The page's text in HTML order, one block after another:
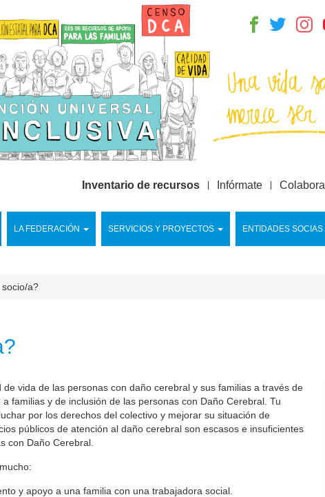
LA FEDERACIÓN SERVICIOS Y PROYECTOS ENTIDADES SOCIAS
Inventario de recursos Infórmate Colabora
a?
vida de las personas con daño cerebral y sus familias a través de
familias y de inclusión de las personas con Daño Cerebral. Tu
por los derechos del colectivo y mejorar su situación de
públicos de atención al daño cerebral son escasos e insuficientes
con Daño Cerebral.
y apoyo a una familia con una trabajadora social.